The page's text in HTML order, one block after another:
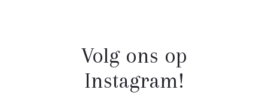
Volg ons op
Instagram!